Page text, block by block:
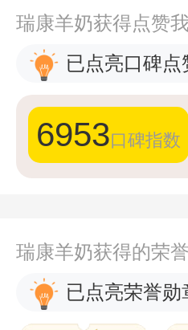
瑞康羊奶获得点赞
已点亮口碑点
6953口碑指数
瑞康羊奶获得的荣
已点亮荣誉勋